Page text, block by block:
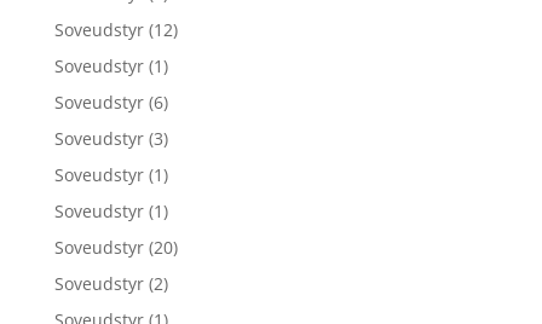
Soveudstyr (12)
Soveudstyr (1)
Soveudstyr (6)
Soveudstyr (3)
Soveudstyr (1)
Soveudstyr (1)
Soveudstyr (20)
Soveudstyr (2)